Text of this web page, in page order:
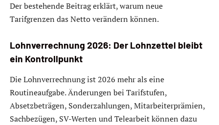
Der bestehende Beitrag erklärt, warum neue
Tarifgrenzen das Netto verändern können.
Lohnverrechnung 2026: Der Lohnzettel bleibt
ein Kontrollpunkt
Die Lohnverrechnung ist 2026 mehr als eine
Routineaufgabe. Änderungen bei Tarifstufen,
Absetzbeträgen, Sonderzahlungen, Mitarbeiterprämien,
Sachbezügen, SV-Werten und Telearbeit können dazu